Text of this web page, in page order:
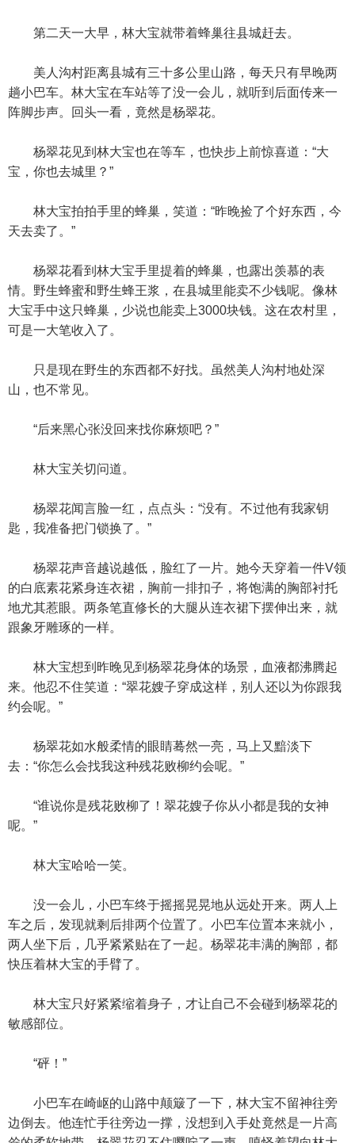
第二天一大早，林大宝就带着蜂巢往县城赶去。
美人沟村距离县城有三十多公里山路，每天只有早晚两
趟小巴车。林大宝在车站等了没一会儿，就听到后面传来一
阵脚步声。回头一看，竟然是杨翠花。
杨翠花见到林大宝也在等车，也快步上前惊喜道：“大
宝，你也去城里？”
林大宝拍拍手里的蜂巢，笑道：“昨晚捡了个好东西，今
天去卖了。”
杨翠花看到林大宝手里提着的蜂巢，也露出羡慕的表
情。野生蜂蜜和野生蜂王浆，在县城里能卖不少钱呢。像林
大宝手中这只蜂巢，少说也能卖上3000块钱。这在农村里，
可是一大笔收入了。
只是现在野生的东西都不好找。虽然美人沟村地处深
山，也不常见。
“后来黑心张没回来找你麻烦吧？”
林大宝关切问道。
杨翠花闻言脸一红，点点头：“没有。不过他有我家钥
匙，我准备把门锁换了。”
杨翠花声音越说越低，脸红了一片。她今天穿着一件V领
的白底素花紧身连衣裙，胸前一排扣子，将饱满的胸部衬托
地尤其惹眼。两条笔直修长的大腿从连衣裙下摆伸出来，就
跟象牙雕琢的一样。
林大宝想到昨晚见到杨翠花身体的场景，血液都沸腾起
来。他忍不住笑道：“翠花嫂子穿成这样，别人还以为你跟我
约会呢。”
杨翠花如水般柔情的眼睛蓦然一亮，马上又黯淡下
去：“你怎么会找我这种残花败柳约会呢。”
“谁说你是残花败柳了！翠花嫂子你从小都是我的女神
呢。”
林大宝哈哈一笑。
没一会儿，小巴车终于摇摇晃晃地从远处开来。两人上
车之后，发现就剩后排两个位置了。小巴车位置本来就小，
两人坐下后，几乎紧紧贴在了一起。杨翠花丰满的胸部，都
快压着林大宝的手臂了。
林大宝只好紧紧缩着身子，才让自己不会碰到杨翠花的
敏感部位。
“砰！”
小巴车在崎岖的山路中颠簸了一下，林大宝不留神往旁
边倒去。他连忙手往旁边一撑，没想到入手处竟然是一片高